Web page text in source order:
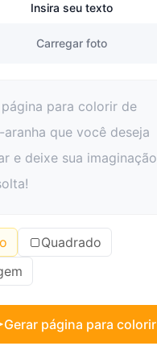
Insira seu texto
Carregar foto
Quadrado
Gerar página para colorir